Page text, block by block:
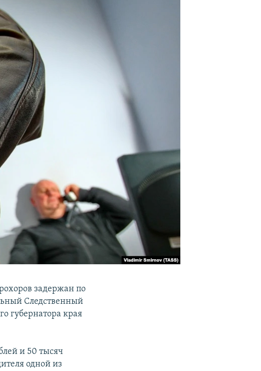
задержан по
Следственный
губернатора края
и 50 тысяч
одной из